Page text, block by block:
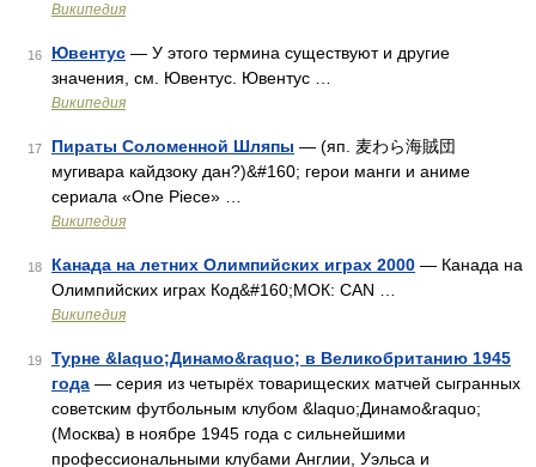
Википедия
16 Ювентус — У этого термина существуют и другие
значения, см. Ювентус. Ювентус …
Википедия
17 Пираты Соломенной Шляпы — (яп. 麦わら海賊団
мугивара кайдзоку дан?)&#160; герои манги и аниме
сериала «One Piece» …
Википедия
18 Канада на летних Олимпийских играх 2000 — Канада на
Олимпийских играх Код&#160;МОК: CAN …
Википедия
19
Турне &laquo;Динамо&raquo; в Великобританию 1945
года — серия из четырёх товарищеских матчей сыгранных
советским футбольным клубом &laquo;Динамо&raquo;
(Москва) в ноябре 1945 года с сильнейшими
профессиональными клубами Англии, Уэльса и